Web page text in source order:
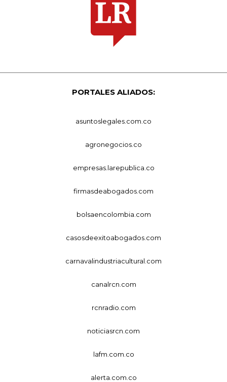
PORTALES ALIADOS:
asuntoslegales.com.co
agronegocios.co
empresas.larepublica.co
firmasdeabogados.com
bolsaencolombia.com
casosdeexitoabogados.com
carnavalindustriacultural.com
canalrcn.com
rcnradio.com
noticiasrcn.com
lafm.com.co
alerta.com.co